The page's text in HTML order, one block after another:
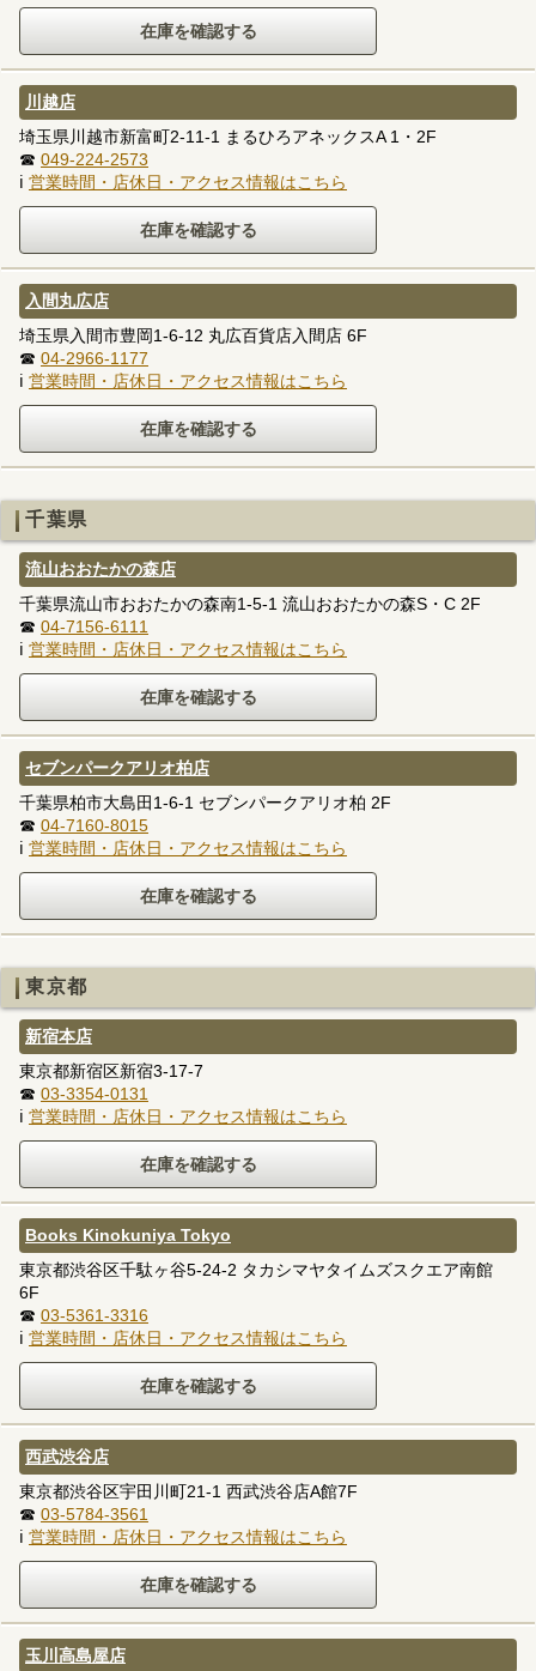
川越店
埼玉県川越市新富町2-11-1 まるひろアネックスA 1・2F
☎ 049-224-2573
ℹ 営業時間・店休日・アクセス情報はこちら
入間丸広店
埼玉県入間市豊岡1-6-12 丸広百貨店入間店 6F
☎ 04-2966-1177
ℹ 営業時間・店休日・アクセス情報はこちら
千葉県
流山おおたかの森店
千葉県流山市おおたかの森南1-5-1 流山おおたかの森S・C 2F
☎ 04-7156-6111
ℹ 営業時間・店休日・アクセス情報はこちら
セブンパークアリオ柏店
千葉県柏市大島田1-6-1 セブンパークアリオ柏 2F
☎ 04-7160-8015
ℹ 営業時間・店休日・アクセス情報はこちら
東京都
新宿本店
東京都新宿区新宿3-17-7
☎ 03-3354-0131
ℹ 営業時間・店休日・アクセス情報はこちら
Books Kinokuniya Tokyo
東京都渋谷区千駄ヶ谷5-24-2 タカシマヤタイムズスクエア南館
6F
☎ 03-5361-3316
ℹ 営業時間・店休日・アクセス情報はこちら
西武渋谷店
東京都渋谷区宇田川町21-1 西武渋谷店A館7F
☎ 03-5784-3561
ℹ 営業時間・店休日・アクセス情報はこちら
玉川高島屋店